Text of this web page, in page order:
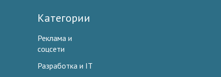
Категории
Реклама и
соцсети
Разработка и IT